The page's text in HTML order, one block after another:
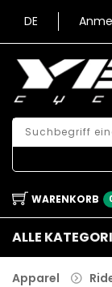
DE
WARENKORB
ALLE
Apparel